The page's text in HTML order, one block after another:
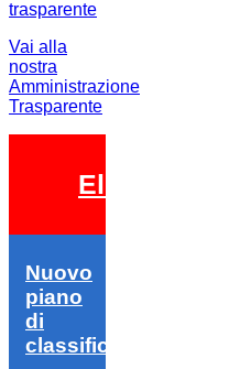
Vai alla
nostra
Amministrazione
Trasparente
Elezioni 2026
Nuovo
piano
di
classifica